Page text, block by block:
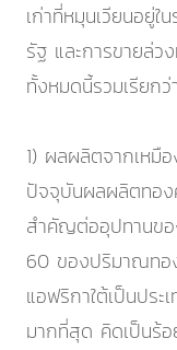
เก่าที่หมุนเวียนอยู่
รัฐ และการขายล่ว
ทั้งหมดนี้รวมเรียก
1) ผลผลิตจากเหมื
ปัจจุบันผลผลิตทอง
สำคัญต่ออุปทานขอ
60 ของปริมาณทอ
แอฟริกาใต้เป็นปร
มากที่สุด คิดเป็นร้